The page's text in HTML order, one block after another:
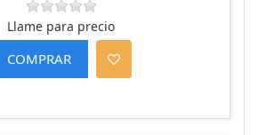
Llame para precio